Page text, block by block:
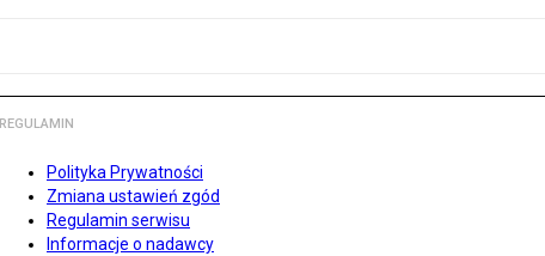
REGULAMIN
Polityka Prywatności
Zmiana ustawień zgód
Regulamin serwisu
Informacje o nadawcy